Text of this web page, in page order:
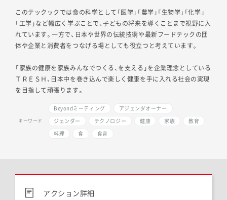
このテックックでは食の科学として「医学」「農学」「生物学」「化学」
「工学」など幅広く学ぶことで、子どもの将来を導くことまで視野に入
れています。一方で、日本や世界の伝統技術や最新フードテックの団
体や企業と消費者をつなげる場としても役立つと考えています。
「家族の健康を家族みんなでつくる、を支える」を企業理念としている
ＴＲＥＳＨ、日本中を巻き込んで楽しく健康を手に入れる社会の実現
を目指して頑張ります。
キーワード
Beyondミーティング
アジェンダオーナー
ジェンダー
テクノロジー 健康 家族
教育
料理
食 食育
アクション詳細